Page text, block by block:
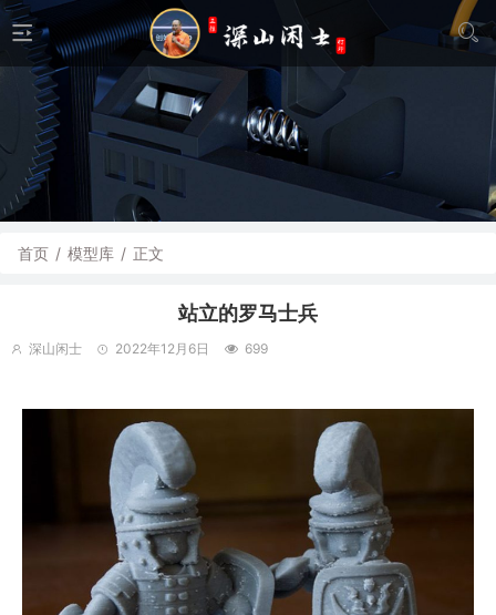
首页 / 模型库 / 正文
站立的罗马士兵
深山闲士 2022年12月6日 699